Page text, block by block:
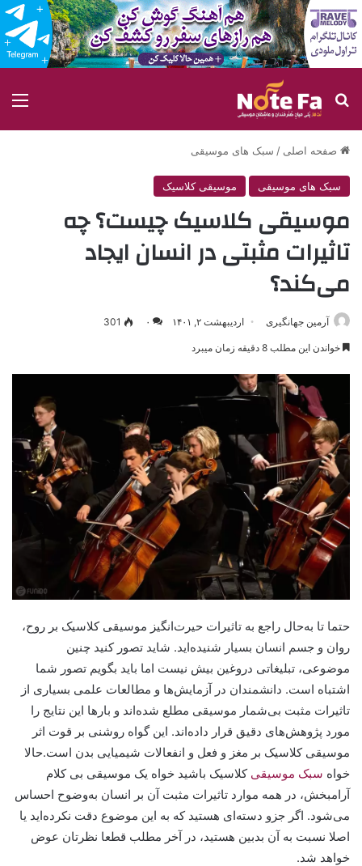
جستجو برای
صفحه اصلی / سبک های موسیقی
سبک های موسیقی موسیقی کلاسیک
موسیقی کلاسیک چیست؟ چه
تاثیرات مثبتی در انسان ایجاد
می‌کند؟
آرمین جهانگیری اردیبهشت ۲, ۱۴۰۱ ۰ 301
خواندن این مطلب 8 دقیقه زمان میبرد
حتما تا به‌حال راجع به تاثیرات حیرت‌انگیز موسیقی کلاسیک بر روح،
روان و جسم انسان بسیار شنیده‌اید. شاید تصور کنید چنین
موضوعی، تبلیغاتی دروغین بیش نیست اما باید بگویم تصور شما
اشتباه است. دانشمندان در آزمایش‌ها و مطالعات علمی بسیاری از
تاثیرات مثبت بی‌شمار موسیقی مطلع شده‌اند و بارها این نتایج را
مورد پژوهش‌های دقیق قرار داده‌اند. این گواه روشنی بر قوت اثر
موسیقی کلاسیک بر مغز و فعل و انفعالات شیمیایی بدن است.حالا
خواه سبک موسیقی کلاسیک باشید خواه یک موسیقی بی کلام
آرامبخش، در همه‌ موارد تاثیرات مثبت آن بر انسان به‌وضوح احساس
می‌شود. اگر جزو دسته‌ای هستید که به این موضوع دقت نکرده‌اید یا
اصلا نسبت به آن بدبین هستید، در آخر مطلب قطعا نظرتان عوض
خواهد شد.